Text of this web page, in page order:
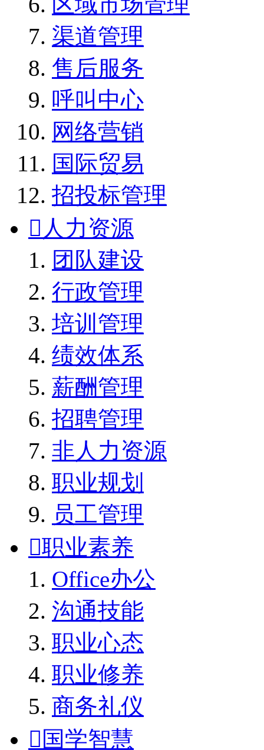
渠道管理
售后服务
呼叫中心
网络营销
国际贸易
招投标管理
 人力资源
团队建设
行政管理
培训管理
绩效体系
薪酬管理
招聘管理
非人力资源
职业规划
员工管理
职业素养
Office办公
沟通技能
职业心态
职业修养
商务礼仪
国学智慧